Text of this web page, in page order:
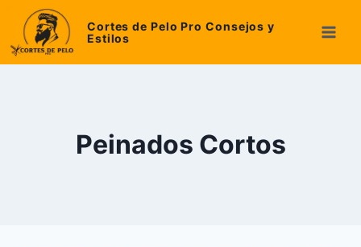
content
Cortes de Pelo Pro Consejos y
Estilos
Peinados Cortos